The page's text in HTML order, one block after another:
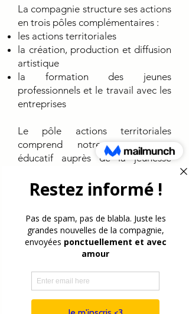
La compagnie structure ses actions
en trois pôles complémentaires :
les actions territoriales
la création, production et diffusion
artistique
la formation des jeunes
professionnels et le travail avec les
entreprises
Le pôle actions territoriales
comprend notre engagement
éducatif auprès de la jeunesse
investissement au sein du maillage
culturel local dans des projets à la
croisée de différents publics
(intergénérationnel,
international...).
diffusion, instauré dans une logique
de compagnonnage, accompagne
de jeunes comédiennes et